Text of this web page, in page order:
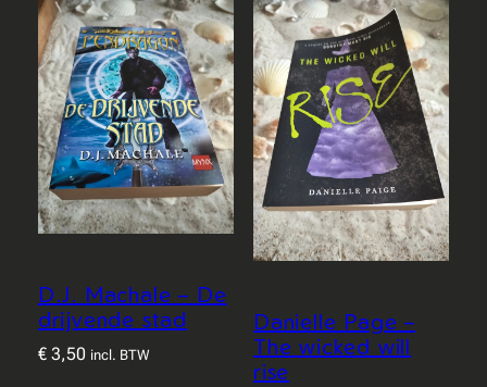
D.J. Machale – De
drijvende stad
€3,50 incl. BTW
Danielle Page –
The wicked will
rise